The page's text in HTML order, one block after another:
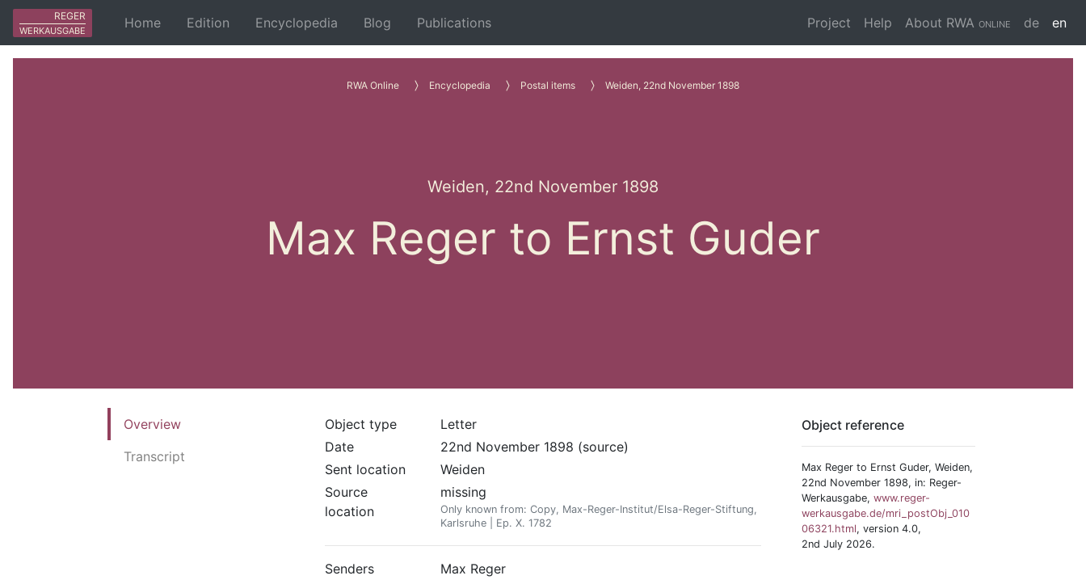
REGER
WERKAUSGABE Home Edition Encyclopedia Blog Publications Project Help About RWA online de en
RWA Online Encyclopedia Postal items Weiden, 22nd November 1898
Weiden, 22nd November 1898
Max Reger to Ernst Guder
Overview
Transcript
Object type
Letter
Date
22nd November 1898 (source)
Sent location
Weiden
Source
location
missing
Only known from: Copy, Max-Reger-Institut/Elsa-Reger-Stiftung,
Karlsruhe | Ep. X. 1782
Senders
Max Reger
Object reference
Max Reger to Ernst Guder, Weiden,
22nd November 1898, in: Reger-
Werkausgabe, www.reger-
werkausgabe.de/mri_postObj_010
06321.html, version 4.0,
2nd July 2026.